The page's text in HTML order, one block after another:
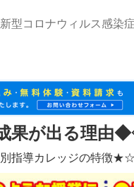
新型コロナウィルス感
が出る理
導カレッジの特徴